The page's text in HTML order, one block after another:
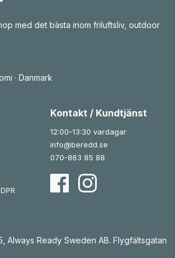
med det bästa inom friluftsliv, outdoor
· Danmark
Kontakt / Kundtjänst
12:00–13:30 vardagar
info@beredd.se
070-863 85 88
Always Ready Sweden AB. Flygfältsgatan